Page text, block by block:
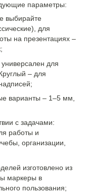
параметры:
выбирайте
для
на презентациях –
для
– для
варианты – 1–5 мм,
с задачами:
работы и
организации,
изготовлено из
маркеры в
пользования;